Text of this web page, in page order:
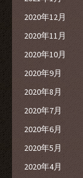
2020年12月
2020年11月
2020年10月
2020年9月
2020年8月
2020年7月
2020年6月
2020年5月
2020年4月